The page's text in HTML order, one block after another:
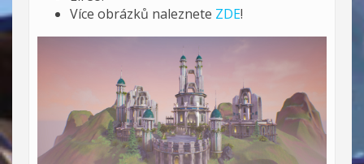
Více obrázků naleznete ZDE!